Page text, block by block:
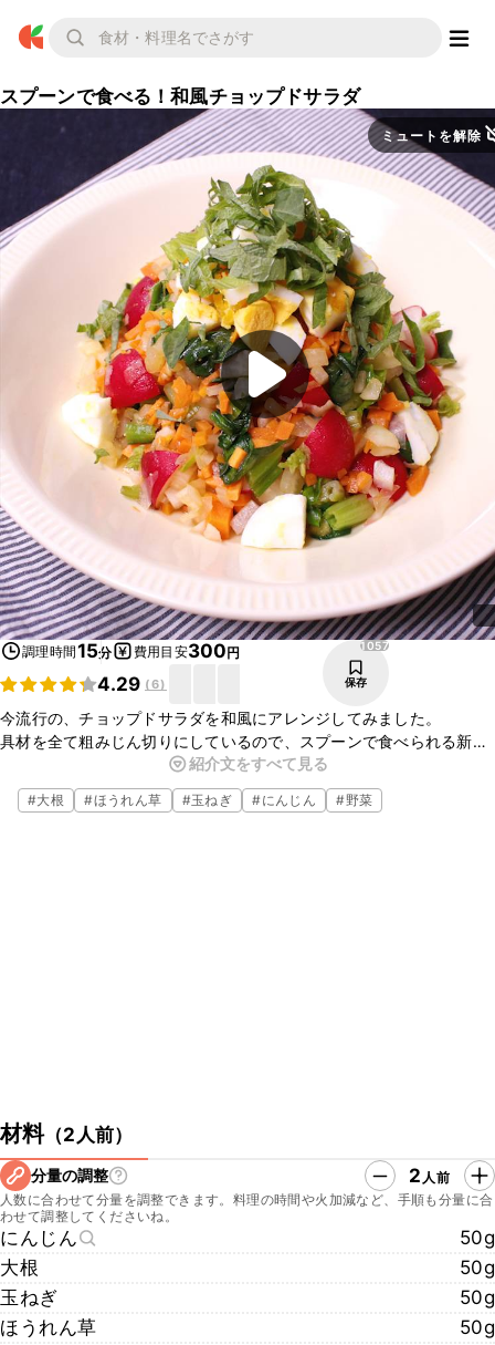
スプーンで食べる！和風チョップドサラダ
ミュートを解除
調理時間15分 費用目安300円
4.29 (6)
1057
保存
今流行の、チョップドサラダを和風にアレンジしてみました。
具材を全て粗みじん切りにしているので、スプーンで食べられる新感
冷蔵庫の残り野菜を刻んで、お好きなドレッシングで食べるのもオス
スメです。
紹介文をすべて見る
#大根 #ほうれん草 #玉ねぎ #にんじん #野菜
材料（2人前）
分量の調整 2 人前
人数に合わせて分量を調整できます。料理の時間や火加減など、手順も分量に合
わせて調整してくださいね。
にんじん
50g
大根
50g
玉ねぎ
50g
ほうれん草
50g